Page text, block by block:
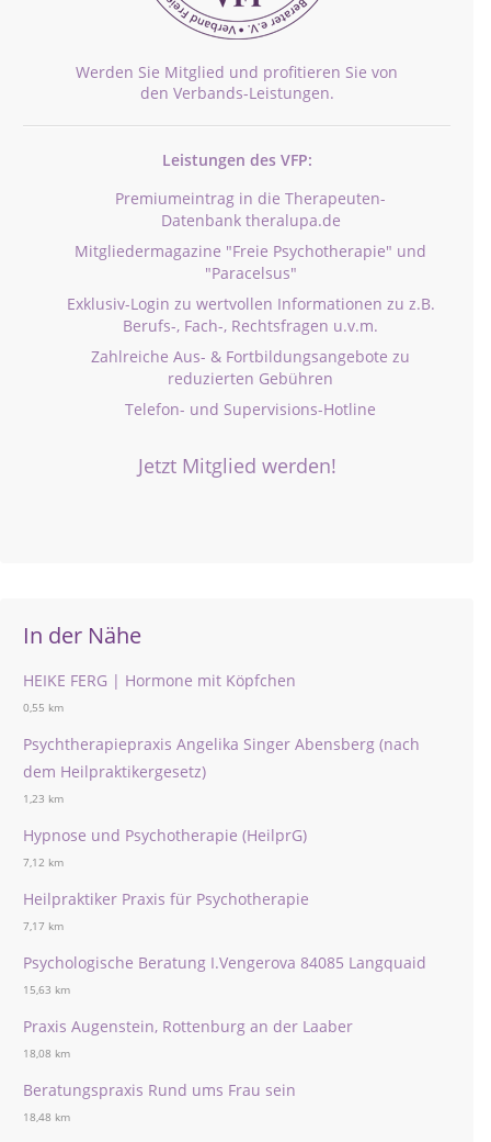
Werden Sie Mitglied und profitieren Sie von
den Verbands-Leistungen.
Leistungen des VFP:
Premiumeintrag in die Therapeuten-
Datenbank theralupa.de
Mitgliedermagazine "Freie Psychotherapie" und
"Paracelsus"
Exklusiv-Login zu wertvollen Informationen zu z.B.
Berufs-, Fach-, Rechtsfragen u.v.m.
Zahlreiche Aus- & Fortbildungsangebote zu
reduzierten Gebühren
Telefon- und Supervisions-Hotline
Jetzt Mitglied werden!
In der Nähe
HEIKE FERG | Hormone mit Köpfchen
0,55 km
Psychtherapiepraxis Angelika Singer Abensberg (nach
dem Heilpraktikergesetz)
1,23 km
Hypnose und Psychotherapie (HeilprG)
7,12 km
Heilpraktiker Praxis für Psychotherapie
7,17 km
Psychologische Beratung I.Vengerova 84085 Langquaid
15,63 km
Praxis Augenstein, Rottenburg an der Laaber
18,08 km
Beratungspraxis Rund ums Frau sein
18,48 km